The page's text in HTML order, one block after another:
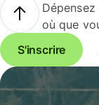
où que
S'inscrire